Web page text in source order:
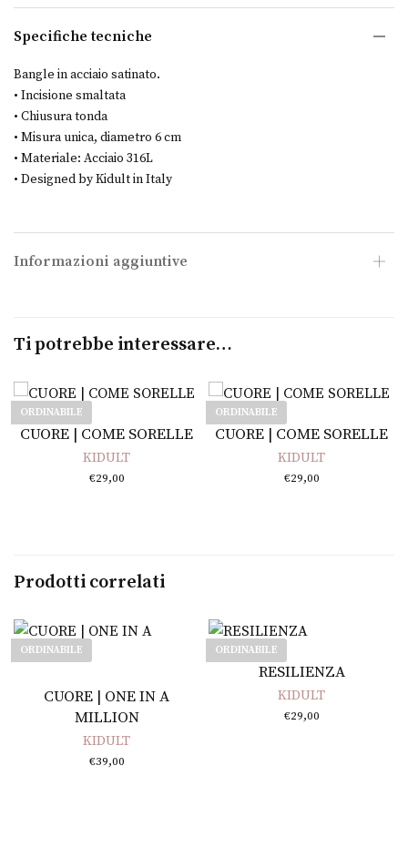
n
d
e
r
e
Specifiche tecniche
Bangle in acciaio satinato.
• Incisione smaltata
• Chiusura tonda
• Misura unica, diametro 6 cm
• Materiale: Acciaio 316L
• Designed by Kidult in Italy
Informazioni aggiuntive
Ti potrebbe interessare…
ORDINABILE
Leggi tutto
CUORE | COME SORELLE
KIDULT
€29,00
ORDINABILE
Leggi tutto
CUORE | COME SORELLE
KIDULT
€29,00
Prodotti correlati
ORDINABILE
Leggi tutto
CUORE | ONE IN A
MILLION
KIDULT
€39,00
ORDINABILE
Leggi tutto
RESILIENZA
KIDULT
€29,00